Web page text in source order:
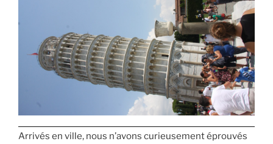
Arrivés en ville, nous n’avons curieusement éprouvés